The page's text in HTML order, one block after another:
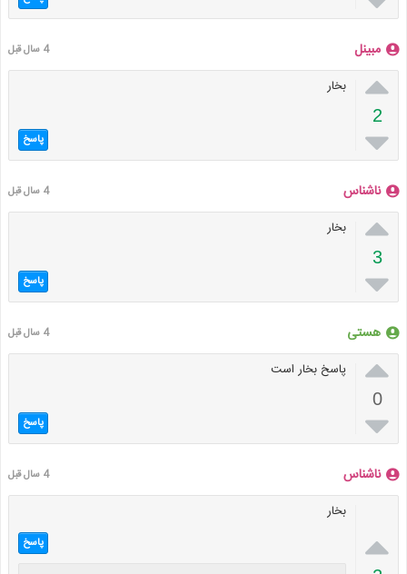
مبینل 4 سال قبل

2

بخار
پاسخ
ناشناس 4 سال قبل

3

بخار
پاسخ
هستی 4 سال قبل

0

پاسخ بخار است
پاسخ
ناشناس 4 سال قبل

بخار
پاسخ